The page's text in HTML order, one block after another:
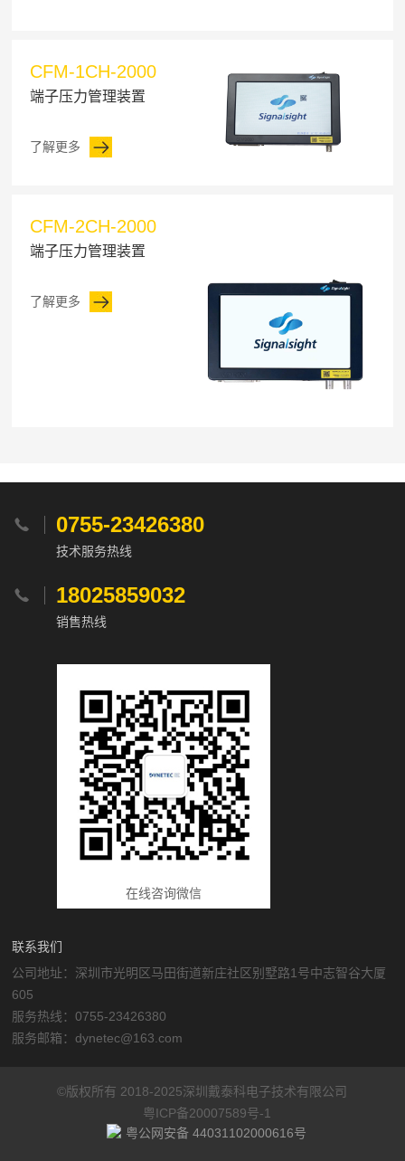
CFM-1CH-2000
端子压力管理装置
了解更多
CFM-2CH-2000
端子压力管理装置
了解更多
 0755-23426380
技术服务热线
 18025859032
销售热线
在线咨询微信
联系我们
公司地址：深圳市光明区马田街道新庄社区别墅路1号中志智谷大厦
605
服务热线：0755-23426380
服务邮箱：dynetec@163.com
©版权所有 2018-2025深圳戴泰科电子技术有限公司
粤ICP备20007589号-1
粤公网安备 44031102000616号